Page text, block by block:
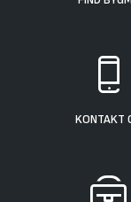
KONTAKT